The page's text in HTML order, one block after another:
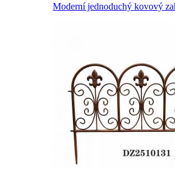
Moderní jednoduchý kovový